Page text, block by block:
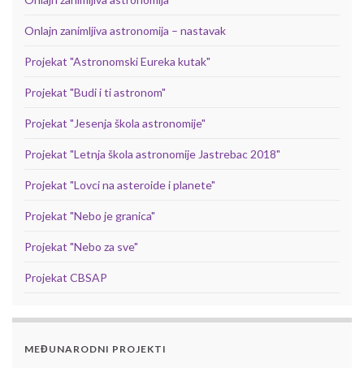
Onlajn zanimljiva astronomija – nastavak
Projekat "Astronomski Eureka kutak"
Projekat "Budi i ti astronom"
Projekat "Jesenja škola astronomije"
Projekat "Letnja škola astronomije Jastrebac 2018"
Projekat "Lovci na asteroide i planete"
Projekat "Nebo je granica"
Projekat "Nebo za sve"
Projekat CBSAP
MEĐUNARODNI PROJEKTI